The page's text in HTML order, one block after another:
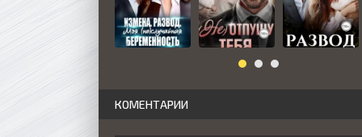
КОМЕНТАРИИ